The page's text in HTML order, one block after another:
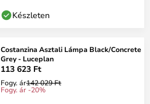
Készleten
Costanzina Asztali Lámpa Black/Concrete
Grey - Luceplan
113 623 Ft
Fogy. ár142 029 Ft
Fogy. ár -20%